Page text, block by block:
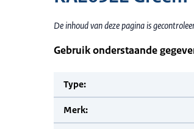
De inhoud van deze pagina is
Gebruik onderstaande
Type:
Merk: